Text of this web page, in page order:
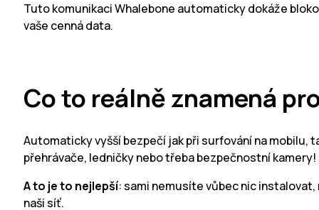
Tuto komunikaci Whalebone automaticky dokáže
vaše cenná data.
Co to reálně znamená
Automaticky vyšší bezpečí jak při surfování na
přehrávače, ledničky nebo třeba bezpečnostní kamery!
A to je to nejlepší: sami nemusíte vůbec nic
naši síť.